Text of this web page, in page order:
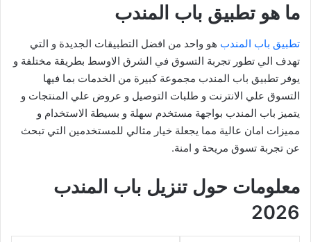
ما هو تطبيق باب المندب
تطبيق باب المندب هو واحد من افضل التطبيقات الجديدة و التي
تهدف الي تطور تجربة التسوق في الشرق الاوسط بطريقة مختلفة و
يوفر تطبيق باب المندب مجموعة كبيرة من الخدمات بما فيها
التسوق علي الانترنت و طلبات التوصيل و عروض علي المنتجات و
يتميز باب المندب بواجهة مستخدم سهلة و بسيطة الاستخدام و
مميزات امان عالية مما يجعلة خيار مثالي للمستخدمين التي تبحث
عن تجربة تسوق مريحة و امنة.
معلومات حول تنزيل باب المندب
2026